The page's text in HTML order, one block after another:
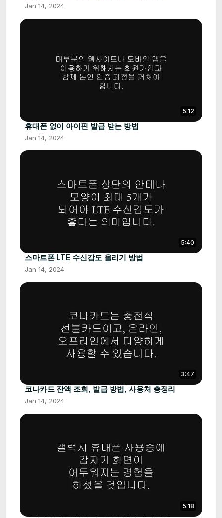
Jan 14, 2024
5:12
휴대폰 없이 아이핀 발급 받는 방법
Jan 14, 2024
5:40
스마트폰 LTE 수신감도 올리기 방법
Jan 14, 2024
3:47
코나카드 잔액 조회, 발급 방법, 사용처 총정리
Jan 14, 2024
5:18